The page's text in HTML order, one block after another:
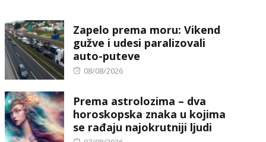
Zapelo prema moru: Vikend
gužve i udesi paralizovali
auto-puteve
Posted
08/08/2026
Prema astrolozima – dva
horoskopska znaka u kojima
se rađaju najokrutniji ljudi